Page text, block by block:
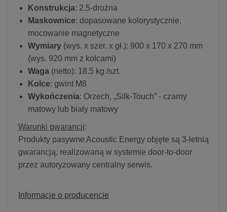
Konstrukcja: 2.5-drożna
Maskownice: dopasowane kolorystycznie,
mocowanie magnetyczne
Wymiary (wys. x szer. x gł.): 900 x 170 x 270 mm
(wys. 920 mm z kolcami)
Waga (netto): 18.5 kg /szt.
Kolce: gwint M8
Wykończenia: Orzech, „Silk-Touch” - czarny
matowy lub biały matowy
Warunki gwarancji:
Produkty pasywne Acoustic Energy objęte są 3-letnią
gwarancją, realizowaną w systemie door-to-door
przez autoryzowany centralny serwis.
Informacje o producencie